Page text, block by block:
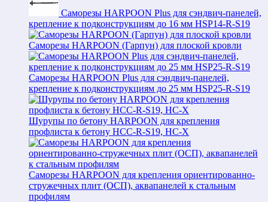
Саморезы HARPOON Plus для сэндвич-панелей,
крепление к подконструкциям до 16 мм HSP14-R-S19
Саморезы HARPOON (Гарпун) для плоской кровли
Саморезы HARPOON Plus для сэндвич-панелей,
крепление к подконструкциям до 25 мм HSP25-R-S19
Шурупы по бетону HARPOON для крепления
профлиста к бетону HCC-R-S19, HC-X
Саморезы HARPOON для крепления ориентированно-
стружечных плит (ОСП), аквапанелей к стальным
профилям